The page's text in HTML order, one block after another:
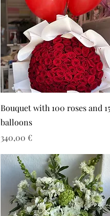
Bouquet with 100 roses and
balloons
Τιμή
340,00 €